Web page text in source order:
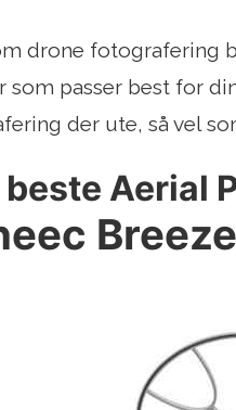
drone fotografering
som passer best for
der ute, så vel
beste Aerial